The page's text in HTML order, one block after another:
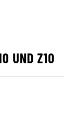
UND Z10